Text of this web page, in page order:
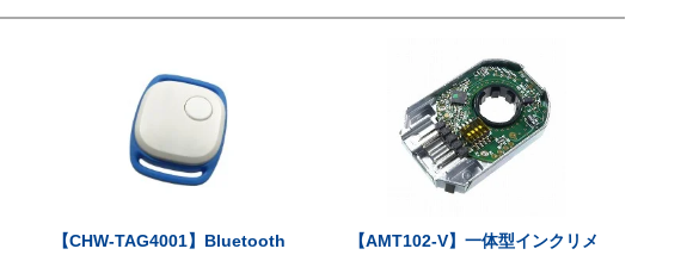
【CHW-TAG4001】Bluetooth
【AMT102-V】一体型インクリメ